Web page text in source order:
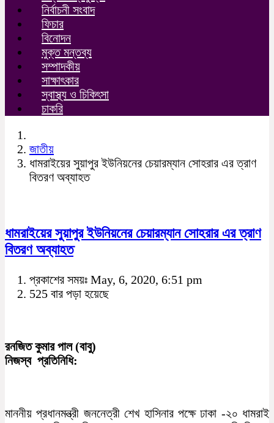
নির্বাচনী সংবাদ
ফিচার
বিনোদন
মুক্ত মন্তব্য
সম্পাদকীয়
সাক্ষাৎকার
স্বাস্থ্য ও চিকিৎসা
চাকরি
জাতীয়
ধামরাইয়ের সুয়াপুর ইউনিয়নের চেয়ারম্যান সোহরার এর ত্রাণ
বিতরণ অব্যাহত
ধামরাইয়ের সুয়াপুর ইউনিয়নের চেয়ারম্যান সোহরার এর ত্রাণ
বিতরণ অব্যাহত
প্রকাশের সময়ঃ May, 6, 2020, 6:51 pm
525 বার পড়া হয়েছে
রনজিত কুমার পাল (বাবু)
নিজস্ব প্রতিনিধি:
মাননীয় প্রধানমন্ত্রী জননেত্রী শেখ হাসিনার পক্ষে ঢাকা -২০ ধামরাই